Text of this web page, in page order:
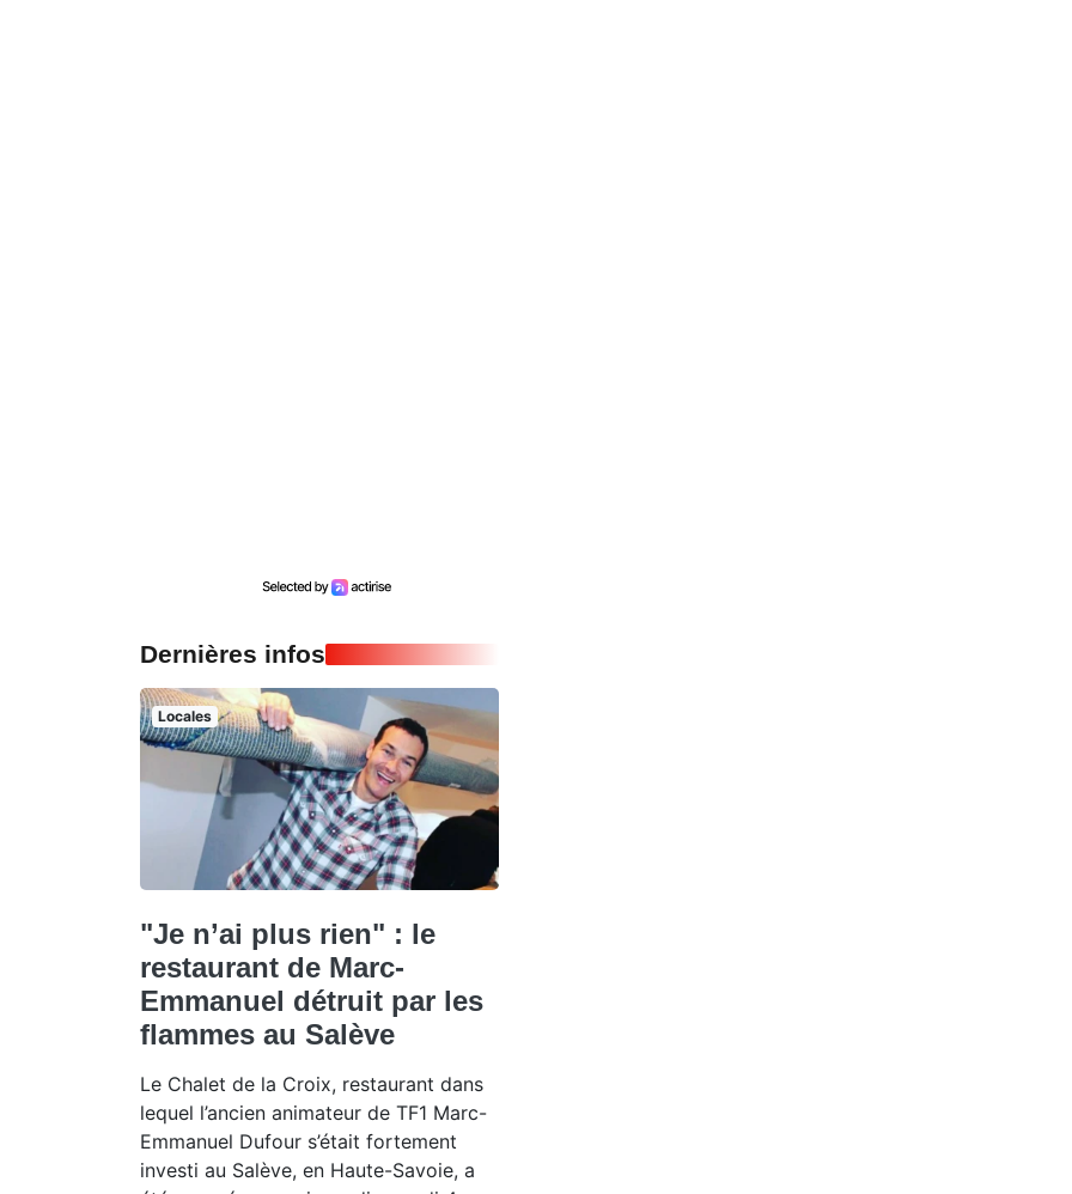
Dernières infos
Locales
"Je n’ai plus rien" : le
restaurant de Marc-
Emmanuel détruit par les
flammes au Salève
Le Chalet de la Croix, restaurant dans
lequel l’ancien animateur de TF1 Marc-
Emmanuel Dufour s’était fortement
investi au Salève, en Haute-Savoie, a